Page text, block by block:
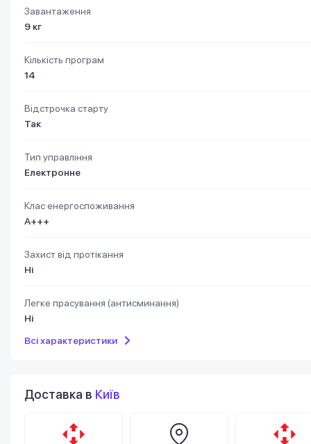
Завантаження
9 кг
Кількість програм
14
Відстрочка старту
Так
Тип управління
Електронне
Клас енергоспоживання
А+++
Захист від протікання
Ні
Легке прасування (антисминання)
Ні
Всі характеристики
Доставка в Київ